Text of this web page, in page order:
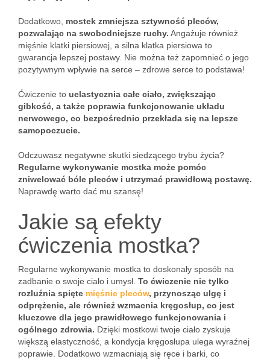
Dodatkowo, mostek zmniejsza sztywność pleców,
pozwalając na swobodniejsze ruchy. Angażuje również
mięśnie klatki piersiowej, a silna klatka piersiowa to
gwarancja lepszej postawy. Nie można też zapomnieć o jego
pozytywnym wpływie na serce – zdrowe serce to podstawa!
Ćwiczenie to uelastycznia całe ciało, zwiększając
gibkość, a także poprawia funkcjonowanie układu
nerwowego, co bezpośrednio przekłada się na lepsze
samopoczucie.
Odczuwasz negatywne skutki siedzącego trybu życia?
Regularne wykonywanie mostka może pomóc
zniwelować bóle pleców i utrzymać prawidłową postawę.
Naprawdę warto dać mu szansę!
Jakie są efekty
ćwiczenia mostka?
Regularne wykonywanie mostka to doskonały sposób na
zadbanie o swoje ciało i umysł. To ćwiczenie nie tylko
rozluźnia spięte mięśnie pleców, przynosząc ulgę i
odprężenie, ale również wzmacnia kręgosłup, co jest
kluczowe dla jego prawidłowego funkcjonowania i
ogólnego zdrowia. Dzięki mostkowi twoje ciało zyskuje
większą elastyczność, a kondycja kręgosłupa ulega wyraźnej
poprawie. Dodatkowo wzmacniają się ręce i barki, co